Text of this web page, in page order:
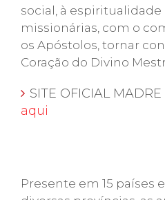
social, à espiritualidade
missionárias, com o
os Apóstolos, tornar
Coração do Divino
SITE OFICIAL MADRE
aqui
Presente em 15 países